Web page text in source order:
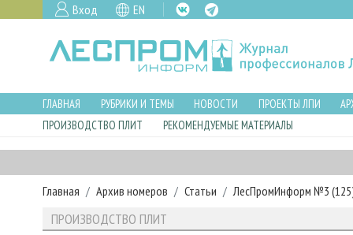
Вход EN
ГЛАВНАЯ РУБРИКИ И ТЕМЫ НОВОСТИ ПРОЕКТЫ ЛПИ
ПРОИЗВОДСТВО ПЛИТ
РЕКОМЕНДУЕМЫЕ МАТЕРИАЛЫ
Главная Архив номеров Статьи ЛесПромИнформ №3
ПРОИЗВОДСТВО ПЛИТ